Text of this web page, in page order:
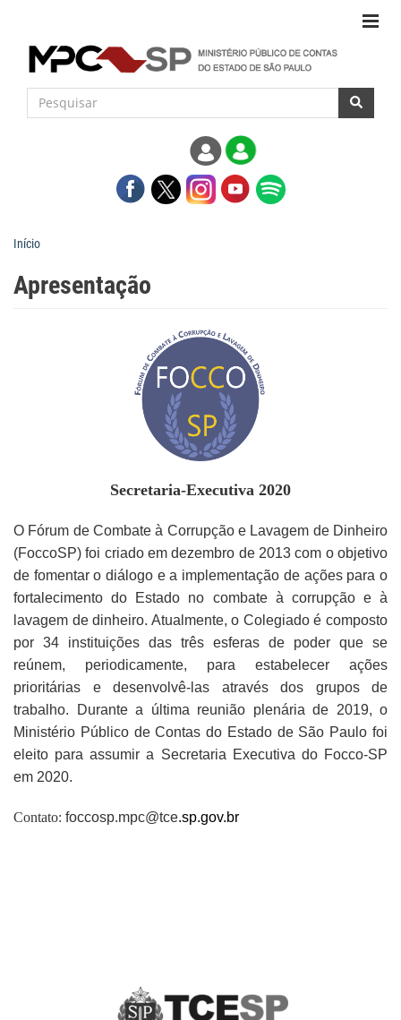
Início
Apresentação
Secretaria-Executiva 2020
O Fórum de Combate à Corrupção e Lavagem de Dinheiro
(FoccoSP) foi criado em dezembro de 2013 com o objetivo
de fomentar o diálogo e a implementação de ações para o
fortalecimento do Estado no combate à corrupção e à
lavagem de dinheiro. Atualmente, o Colegiado é composto
por 34 instituições das três esferas de poder que se
reúnem, periodicamente, para estabelecer ações
prioritárias e desenvolvê-las através dos grupos de
trabalho. Durante a última reunião plenária de 2019, o
Ministério Público de Contas do Estado de São Paulo foi
eleito para assumir a Secretaria Executiva do Focco-SP
em 2020.
Contato: foccosp.mpc@tce.sp.gov.br